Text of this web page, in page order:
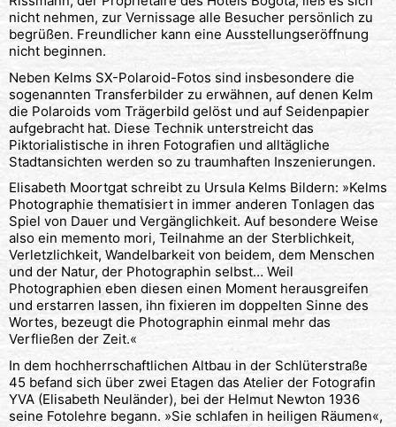
nicht nehmen, zur Vernissage alle Besucher persönlich zu
begrüßen. Freundlicher kann eine Ausstellungseröffnung
nicht beginnen.
Neben Kelms SX-Polaroid-Fotos sind insbesondere die
sogenannten Transferbilder zu erwähnen, auf denen Kelm
die Polaroids vom Trägerbild gelöst und auf Seidenpapier
aufgebracht hat. Diese Technik unterstreicht das
Piktorialistische in ihren Fotografien und alltägliche
Stadtansichten werden so zu traumhaften Inszenierungen.
Elisabeth Moortgat schreibt zu Ursula Kelms Bildern: »Kelms
Photographie thematisiert in immer anderen Tonlagen das
Spiel von Dauer und Vergänglichkeit. Auf besondere Weise
also ein memento mori, Teilnahme an der Sterblichkeit,
Verletzlichkeit, Wandelbarkeit von beidem, dem Menschen
und der Natur, der Photographin selbst… Weil
Photographien eben diesen einen Moment herausgreifen
und erstarren lassen, ihn fixieren im doppelten Sinne des
Wortes, bezeugt die Photographin einmal mehr das
Verfließen der Zeit.«
In dem hochherrschaftlichen Altbau in der Schlüterstraße
45 befand sich über zwei Etagen das Atelier der Fotografin
YVA (Elisabeth Neuländer), bei der Helmut Newton 1936
seine Fotolehre begann. »Sie schlafen in heiligen Räumen«,